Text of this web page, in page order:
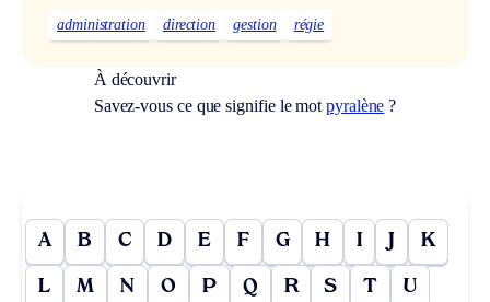
administration direction gestion régie
À découvrir
Savez-vous ce que signifie le motpyralène ?
A B C D E F G H I J K
L M N O P Q R S T U